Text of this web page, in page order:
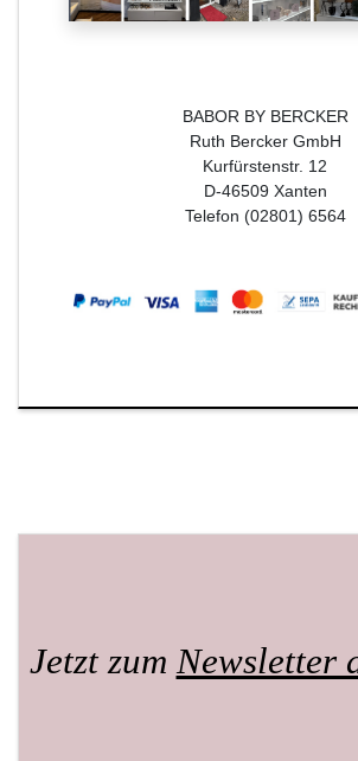
BABOR BY BERCKER
Ruth Bercker GmbH
Kurfürstenstr. 12
D-46509 Xanten
Telefon (02801) 6564
Jetzt zumNewsletter